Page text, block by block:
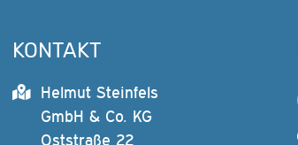
KONTAKT
Helmut Steinfels
GmbH & Co. KG
Oststraße 22